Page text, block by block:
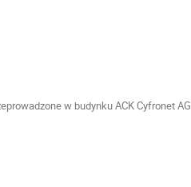
w budynku ACK Cyfronet